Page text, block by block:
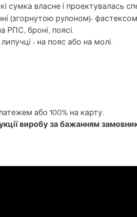
сумка власне і проектувалась
(згорнутою рулоном)- фастексом
РПС, броні, поясі.
- на пояс або на молі.
або 100% на карту.
виробу за бажанням